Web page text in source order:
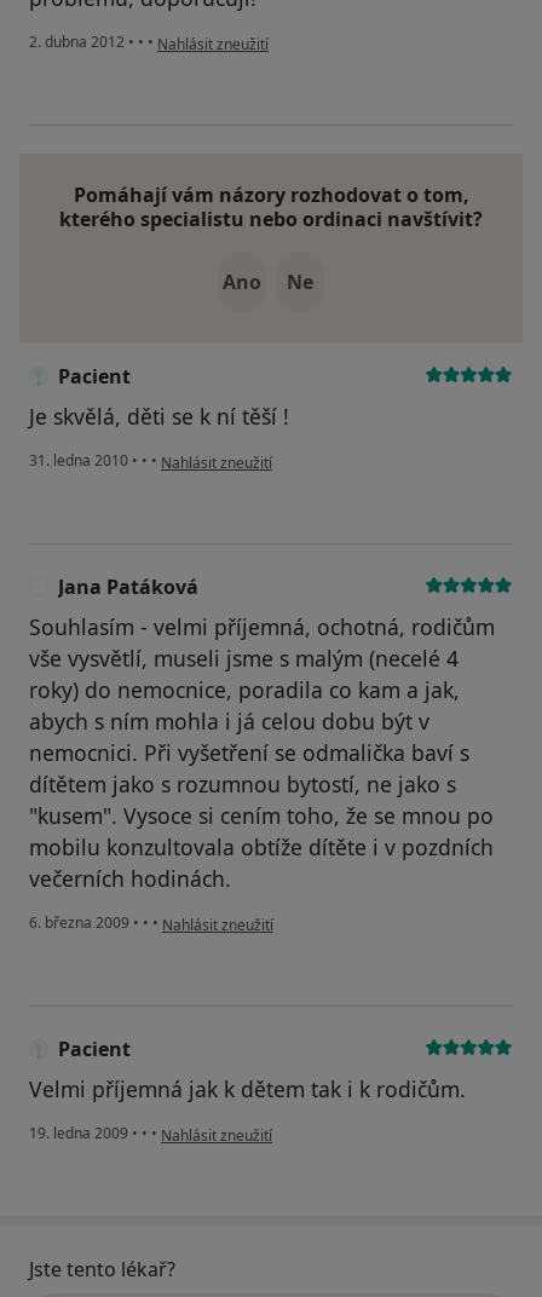
2. dubna 2012 • • • podle názoru uživatele Váš účet byl odstraněn
Nahlásit zneužití
Pomáhají vám názory rozhodovat o tom,
kterého specialistu nebo ordinaci navštívit?
Ano Ne
Pacient
Je skvělá, děti se k ní těší !
31. ledna 2010 • • • podle názoru uživatele Pacient
Nahlásit zneužití
Jana Patáková
Souhlasím - velmi příjemná, ochotná, rodičům
vše vysvětlí, museli jsme s malým (necelé 4
roky) do nemocnice, poradila co kam a jak,
abych s ním mohla i já celou dobu být v
nemocnici. Při vyšetření se odmalička baví s
dítětem jako s rozumnou bytostí, ne jako s
"kusem". Vysoce si cením toho, že se mnou po
mobilu konzultovala obtíže dítěte i v pozdních
večerních hodinách.
6. března 2009 • • • podle názoru uživatele Jana Patáková
Nahlásit zneužití
Pacient
Velmi příjemná jak k dětem tak i k rodičům.
19. ledna 2009 • • • podle názoru uživatele Pacient
Nahlásit zneužití
Jste tento lékař?